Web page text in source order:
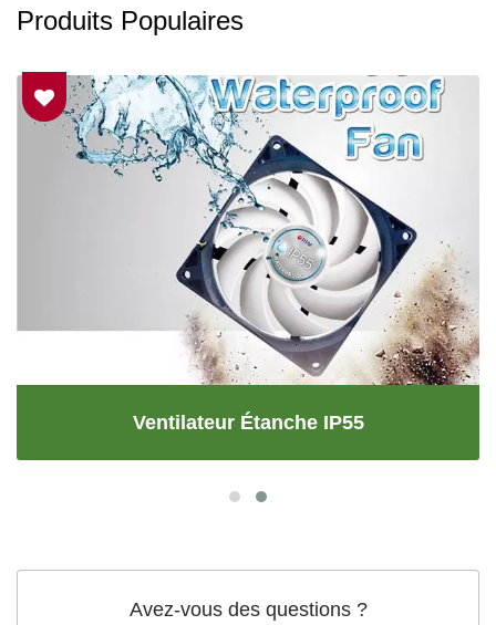
Produits Populaires
Ventilateur Étanche IP55
Avez-vous des questions ?